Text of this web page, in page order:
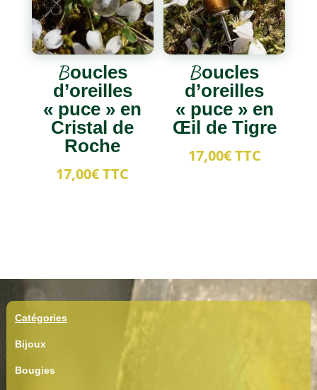
Boucles
d’oreilles
« puce » en
Cristal de
Roche
17,00€TTC
Boucles
d’oreilles
« puce » en
Œil de Tigre
17,00€TTC
Catégories
Bijoux
Bougies